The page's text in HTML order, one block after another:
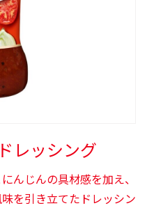
レッシング
んじんの具材感を加え、
を引き立てたドレッシン